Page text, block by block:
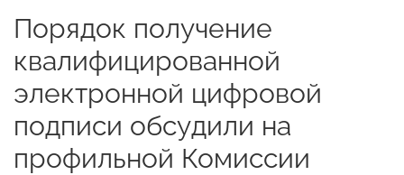
Порядок получение
квалифицированной
электронной цифровой
подписи обсудили на
профильной Комиссии